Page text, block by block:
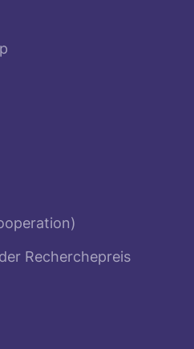
Recherchepreis